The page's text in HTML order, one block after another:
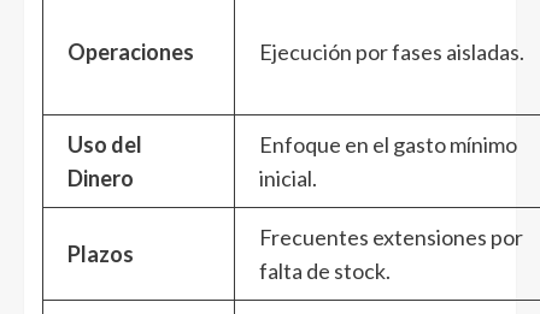
Operaciones Ejecución por fases aisladas.
Uso del
Dinero
Enfoque en el gasto mínimo
inicial.
Plazos
Frecuentes extensiones por
falta de stock.